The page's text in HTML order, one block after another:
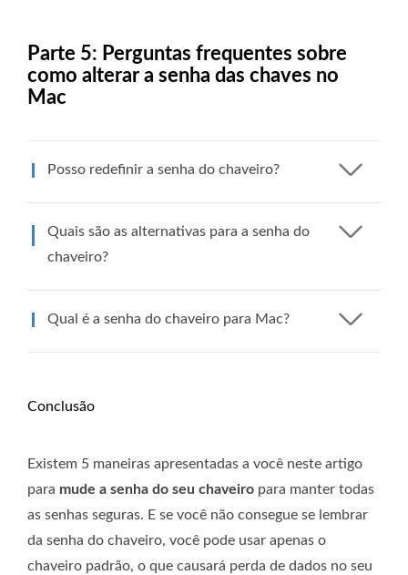
Parte 5: Perguntas frequentes sobre
como alterar a senha das chaves no
Mac
Posso redefinir a senha do chaveiro?
Quais são as alternativas para a senha do
chaveiro?
Qual é a senha do chaveiro para Mac?
Conclusão
Existem 5 maneiras apresentadas a você neste artigo
para mude a senha do seu chaveiro para manter todas
as senhas seguras. E se você não consegue se lembrar
da senha do chaveiro, você pode usar apenas o
chaveiro padrão, o que causará perda de dados no seu